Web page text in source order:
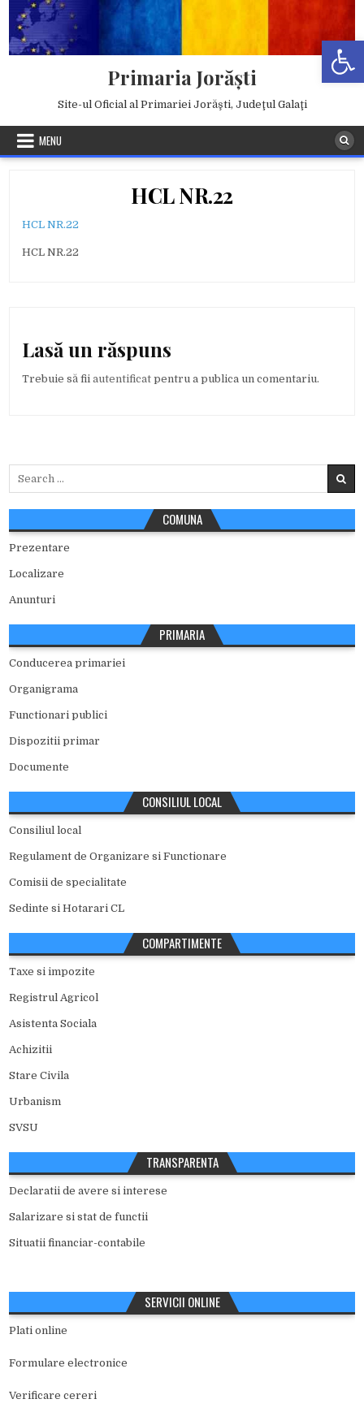
content
Primaria Jorăşti
Site-ul Oficial al Primariei Jorăşti, Judeţul Galaţi
MENU
HCL NR.22
HCL NR.22
HCL NR.22
Lasă un răspuns
Trebuie să fiiautentificat pentru a publica un comentariu.
COMUNA
Prezentare
Localizare
Anunturi
PRIMARIA
Conducerea primariei
Organigrama
Functionari publici
Dispozitii primar
Documente
CONSILIUL LOCAL
Consiliul local
Regulament de Organizare si Functionare
Comisii de specialitate
Sedinte si Hotarari CL
COMPARTIMENTE
Taxe si impozite
Registrul Agricol
Asistenta Sociala
Achizitii
Stare Civila
Urbanism
SVSU
TRANSPARENTA
Declaratii de avere si interese
Salarizare si stat de functii
Situatii financiar-contabile
SERVICII ONLINE
Plati online
Formulare electronice
Verificare cereri